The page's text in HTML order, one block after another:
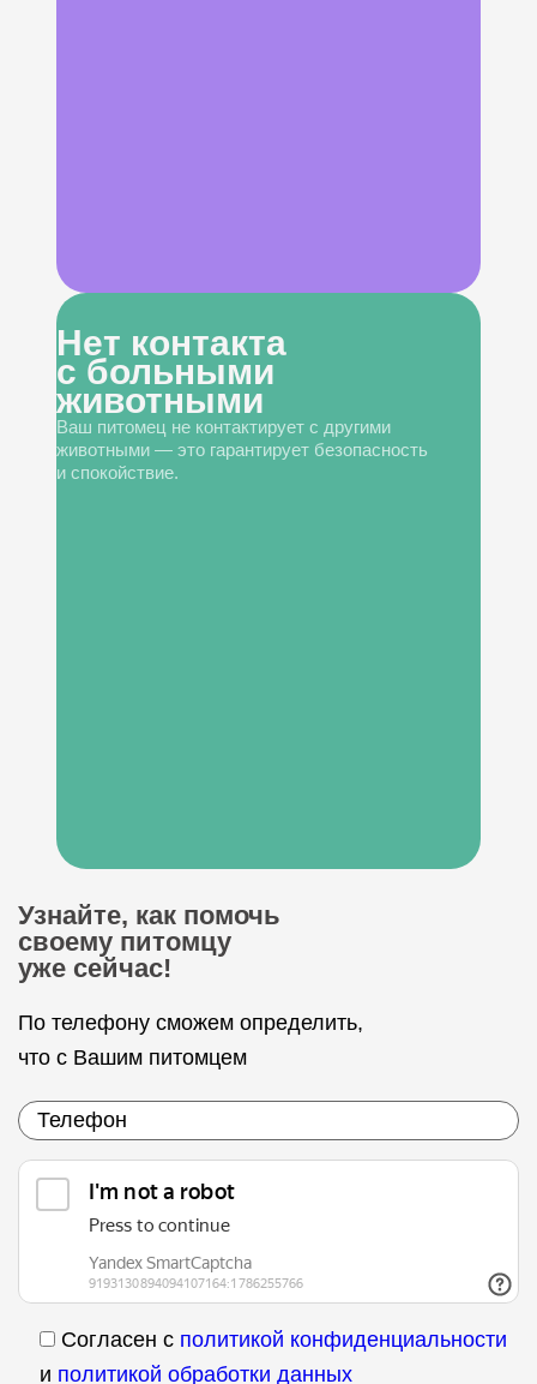
Нет контакта
с больными
животными
Ваш питомец не контактирует с другими
животными — это гарантирует безопасность
и спокойствие.
Узнайте, как помочь
своему питомцу
уже сейчас!
По телефону сможем определить,
что с Вашим питомцем
Согласен с политикой конфиденциальности
и политикой обработки данных